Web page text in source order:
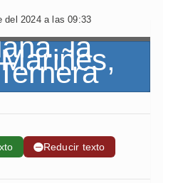
del 2024 a las 09:33
➖Reducir texto